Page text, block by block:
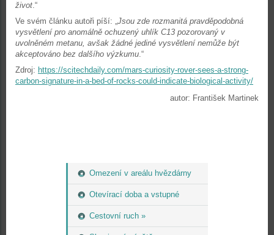
Omezení v areálu hvězdárny
Otevírací doba a vstupné
Cestovní ruch »
život.“
Ve svém článku autoři píší: „Jsou zde rozmanitá pravděpodobná
vysvětlení pro anomálně ochuzený uhlík C13 pozorovaný v
uvolněném metanu, avšak žádné jediné vysvětlení nemůže být
akceptováno bez dalšího výzkumu.“
Zdroj: https://scitechdaily.com/mars-curiosity-rover-sees-a-strong-
carbon-signature-in-a-bed-of-rocks-could-indicate-biological-activity/
autor: František Martinek